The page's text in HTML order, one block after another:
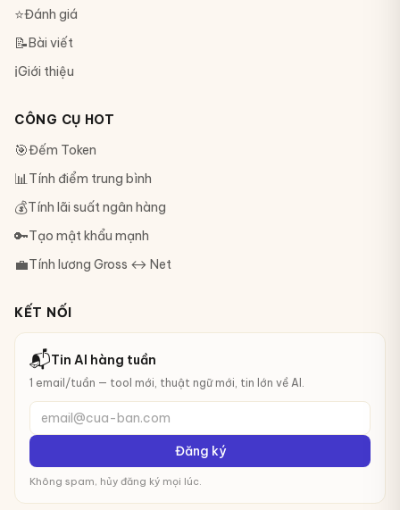
⭐Đánh giá
📝Bài viết
ℹ️Giới thiệu
CÔNG CỤ HOT
🎯Đếm Token
📊Tính điểm trung bình
💰Tính lãi suất ngân hàng
🔑Tạo mật khẩu mạnh
💼Tính lương Gross ↔ Net
KẾT NỐI
📬Tin AI hàng tuần
1 email/tuần — tool mới, thuật ngữ mới, tin lớn về AI.
email@cua-ban.com
Đăng ký
Không spam, hủy đăng ký mọi lúc.